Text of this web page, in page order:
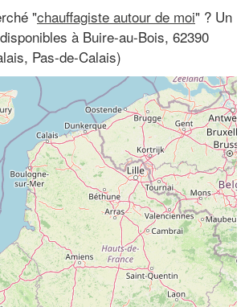
"chauffagiste autour de moi" ? Un
à Buire-au-Bois, 62390
Pas-de-Calais)